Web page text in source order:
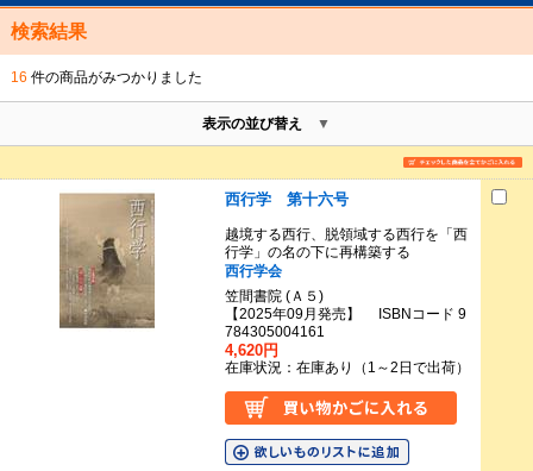
検索結果
16 件の商品がみつかりました
表示の並び替え
西行学 第十六号
越境する西行、脱領域する西行を「西
行学」の名の下に再構築する
西行学会
笠間書院 (Ａ５)
【2025年09月発売】 ISBNコード 9
784305004161
4,620円
在庫状況：在庫あり（1～2日で出荷）